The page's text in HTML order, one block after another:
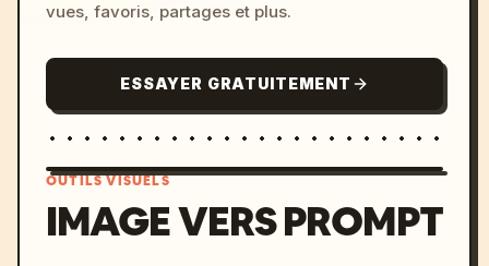
vues, favoris, partages et plus.
ESSAYER GRATUITEMENT
OUTILS VISUELS
IMAGE VERS PROMPT